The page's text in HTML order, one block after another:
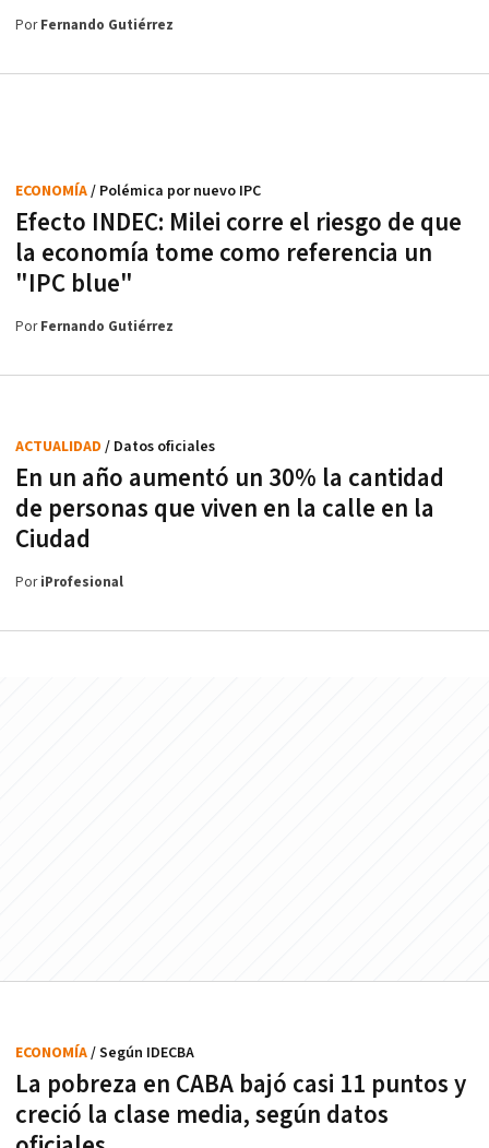
PorFernando Gutiérrez
Efecto INDEC: Milei corre el riesgo de que
la economía tome como referencia un
"IPC blue"
ECONOMÍA/ Polémica por nuevo IPC
PorFernando Gutiérrez
En un año aumentó un 30% la cantidad
de personas que viven en la calle en la
Ciudad
ACTUALIDAD / Datos oficiales
PoriProfesional
La pobreza en CABA bajó casi 11 puntos y
creció la clase media, según datos
ECONOMÍA/ Según IDECBA